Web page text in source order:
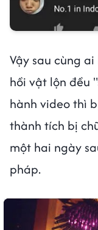
Vậy sau cùng
hồi vật lộn đều
hành video thì
thành tích bị
một hai ngày
pháp.